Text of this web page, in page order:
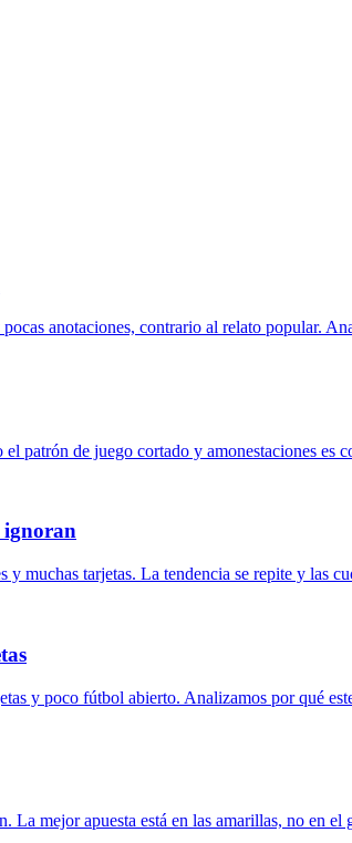
anotaciones, contrario al relato popular.
patrón de juego cortado y amonestaciones es
ignoran
muchas tarjetas. La tendencia se repite y las
y poco fútbol abierto. Analizamos por qué
mejor apuesta está en las amarillas, no en el